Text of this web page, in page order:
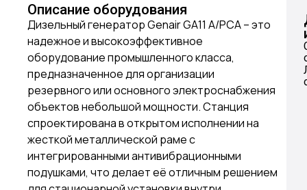
Описание оборудования
Дизельный генератор Genair GA11 A/PCA – это
надежное и высокоэффективное
оборудование промышленного класса,
предназначенное для организации
резервного или основного электроснабжения
объектов небольшой мощности. Станция
спроектирована в открытом исполнении на
жесткой металлической раме с
интегрированными антивибрационными
подушками, что делает её отличным решением